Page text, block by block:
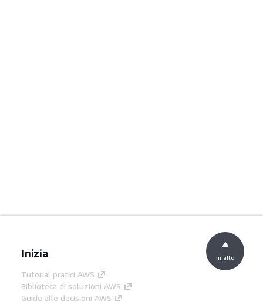
Inizia
Tutorial pratici AWS
Biblioteca di soluzioni AWS
Guide alle decisioni AWS
in alto